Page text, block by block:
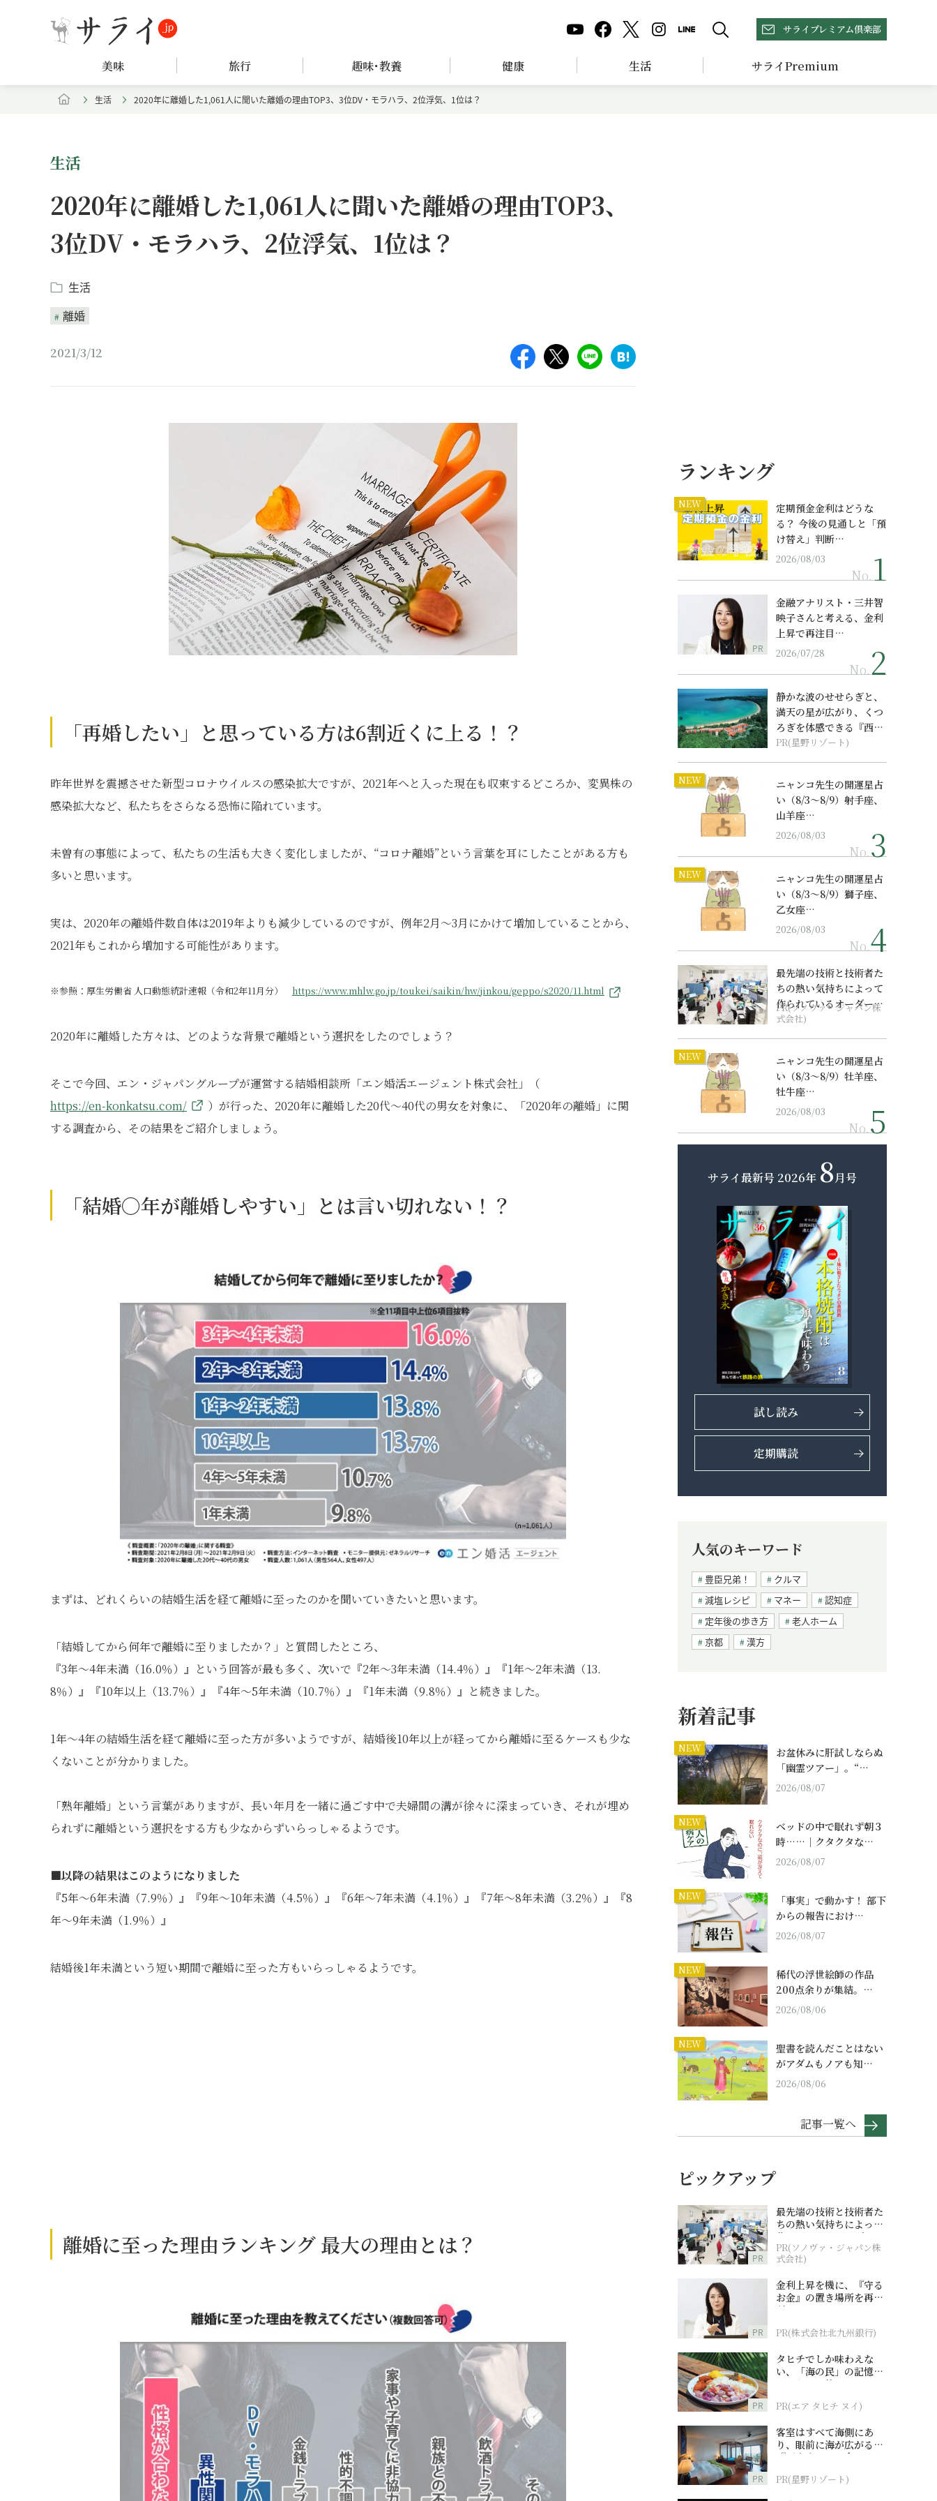
サライプレミアム倶楽部
美味 旅行 趣味･教養 健康 生活 サライPremium
生活 2020年に離婚した1,061人に聞いた離婚の理由TOP3、3位DV・モラハラ、2位浮気、1位は？
生活
2020年に離婚した1,061人に聞いた離婚の理由TOP3、
3位DV・モラハラ、2位浮気、1位は？
生活
離婚
2021/3/12
「再婚したい」と思っている方は6割近くに上る！？
昨年世界を震撼させた新型コロナウイルスの感染拡大ですが、2021年へと入った現在も収束するどころか、変異株の
感染拡大など、私たちをさらなる恐怖に陥れています。
未曽有の事態によって、私たちの生活も大きく変化しましたが、“コロナ離婚”という言葉を耳にしたことがある方も
多いと思います。
実は、2020年の離婚件数自体は2019年よりも減少しているのですが、例年2月～3月にかけて増加していることから、
2021年もこれから増加する可能性があります。
※参照：厚生労働省 人口動態統計速報（令和2年11月分） https://www.mhlw.go.jp/toukei/saikin/hw/jinkou/geppo/s2020/11.html
2020年に離婚した方々は、どのような背景で離婚という選択をしたのでしょう？
そこで今回、エン・ジャパングループが運営する結婚相談所「エン婚活エージェント株式会社」（
https://en-konkatsu.com/
）が行った、2020年に離婚した20代～40代の男女を対象に、「2020年の離婚」に関
する調査から、その結果をご紹介しましょう。
「結婚〇年が離婚しやすい」とは言い切れない！？
まずは、どれくらいの結婚生活を経て離婚に至ったのかを聞いていきたいと思います。
「結婚してから何年で離婚に至りましたか？」と質問したところ、
『3年～4年未満（16.0％）』という回答が最も多く、次いで『2年～3年未満（14.4％）』『1年～2年未満（13.
8％）』『10年以上（13.7％）』『4年～5年未満（10.7％）』『1年未満（9.8％）』と続きました。
1年～4年の結婚生活を経て離婚に至った方が多いようですが、結婚後10年以上が経ってから離婚に至るケースも少な
くないことが分かりました。
「熟年離婚」という言葉がありますが、長い年月を一緒に過ごす中で夫婦間の溝が徐々に深まっていき、それが埋め
られずに離婚という選択をする方も少なからずいらっしゃるようです。
■以降の結果はこのようになりました
『5年～6年未満（7.9％）』『9年～10年未満（4.5％）』『6年～7年未満（4.1％）』『7年～8年未満（3.2％）』『8
年～9年未満（1.9％）』
結婚後1年未満という短い期間で離婚に至った方もいらっしゃるようです。
離婚に至った理由ランキング 最大の理由とは？
ランキング
NEW
定期預金金利はどうな
る？ 今後の見通しと「預
け替え」判断…
2026/08/03
No.
PR
金融アナリスト・三井智
映子さんと考える、金利
上昇で再注目…
2026/07/28
No.
静かな波のせせらぎと、
満天の星が広がり、くつ
ろぎを体感できる『西表
島ホテル by...
PR(星野リゾート)
NEW
ニャンコ先生の開運星占
い（8/3～8/9）射手座、
山羊座…
2026/08/03
No.
NEW
ニャンコ先生の開運星占
い（8/3～8/9）獅子座、
乙女座…
2026/08/03
No.
最先端の技術と技術者た
ちの熱い気持ちによって
作られているオーダーメ
イド補聴器
PR(ソノヴァ・ジャパン株
式会社)
NEW
ニャンコ先生の開運星占
い（8/3～8/9）牡羊座、
牡牛座…
2026/08/03
No.
サライ最新号 2026年 8月号
試し読み
定期購読
人気のキーワード
豊臣兄弟！
クルマ
減塩レシピ
マネー
認知症
定年後の歩き方
老人ホーム
京都
漢方
新着記事
NEW
お盆休みに肝試しならぬ
「幽霊ツアー」。“…
2026/08/07
NEW
ベッドの中で眠れず朝３
時……｜クタクタな…
2026/08/07
NEW
「事実」で動かす！ 部下
からの報告におけ…
2026/08/07
NEW
稀代の浮世絵師の作品
200点余りが集結。…
2026/08/06
NEW
聖書を読んだことはない
がアダムもノアも知…
2026/08/06
記事一覧へ
ピックアップ
PR
最先端の技術と技術者た
ちの熱い気持ちによって
作られているオーダーメ
イド補聴器
PR(ソノヴァ・ジャパン株
式会社)
PR
金利上昇を機に、『守る
お金』の置き場所を再検
討
PR(株式会社北九州銀行)
PR
タヒチでしか味わえな
い、「海の民」の記憶へ
とつながる旅
PR(エア タヒチ ヌイ)
PR
客室はすべて海側にあ
り、眼前に海が広がる
『西表島ホテル by 星野
PR(星野リゾート)